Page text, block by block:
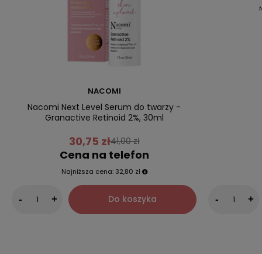
NACOMI
Nacomi Next Level Serum do twarzy -
Granactive Retinoid 2%, 30ml
30,75 zł41,00 zł
Cena na telefon
Najniższa cena: 32,80 zł
- + Do koszyka - +